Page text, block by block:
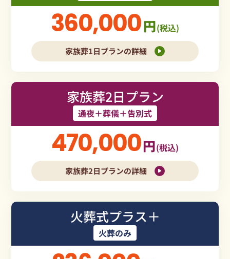
360,000円(税込)
家族葬1日プランの詳細
家族葬2日プラン
通夜＋葬儀＋告別式
470,000円(税込)
家族葬2日プランの詳細
火葬式プラス＋
火葬のみ